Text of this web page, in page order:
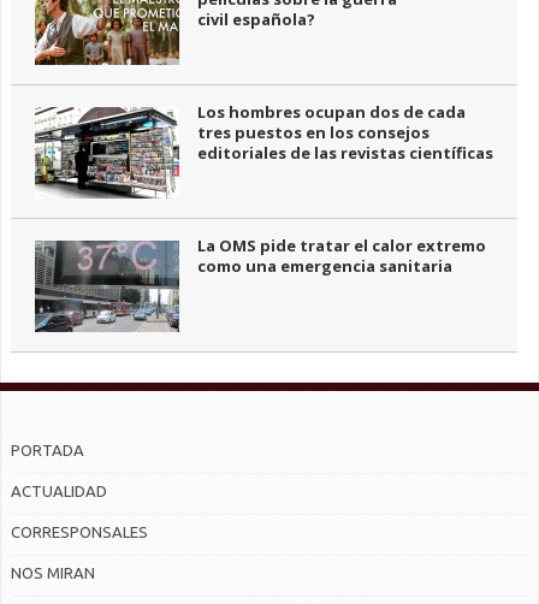
civil española?
Los hombres ocupan dos de cada
tres puestos en los consejos
editoriales de las revistas científicas
La OMS pide tratar el calor extremo
como una emergencia sanitaria
PORTADA
ACTUALIDAD
CORRESPONSALES
NOS MIRAN